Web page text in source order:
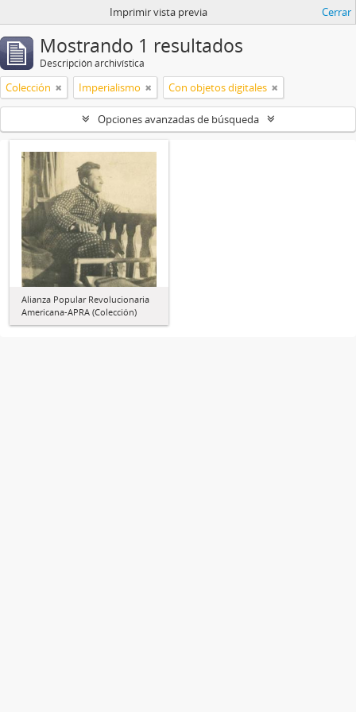
Imprimir vista previa Cerrar
Mostrando 1 resultados
Descripción archivística
Colección Imperialismo Con objetos digitales
Opciones avanzadas de búsqueda
Alianza Popular Revolucionaria
Americana-APRA (Colección)